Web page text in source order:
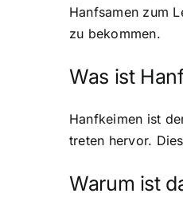
Hanfsamen zum
zu bekommen.
Was ist
Hanfkeimen ist
treten hervor.
Warum ist